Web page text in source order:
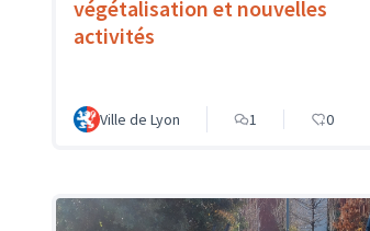
végétalisation et nouvelles
activités
Ville de Lyon 1 0